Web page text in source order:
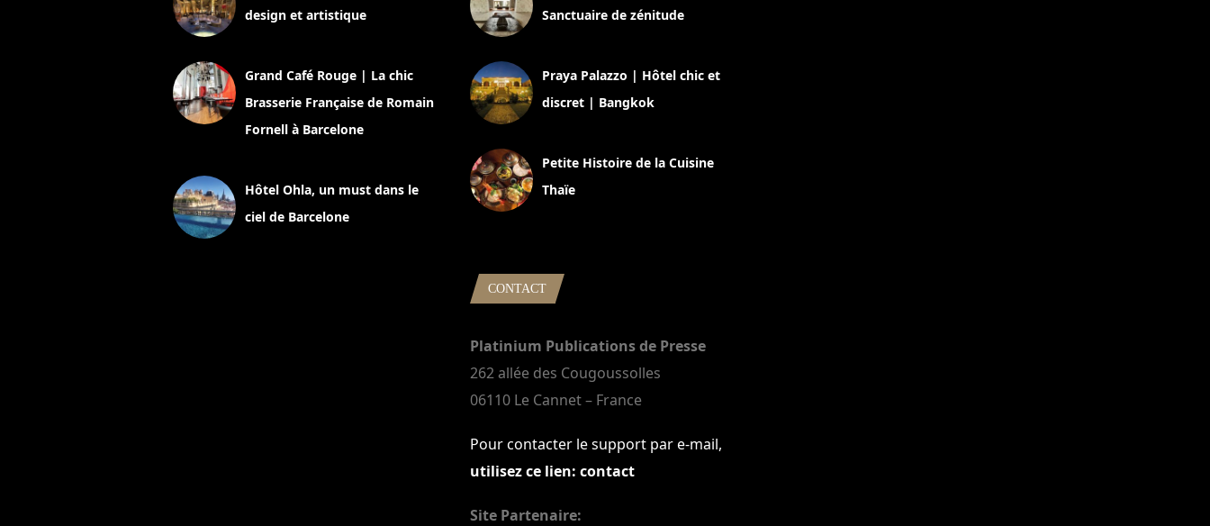
design et artistique
Grand Café Rouge | La chic
Brasserie Française de Romain
Fornell à Barcelone
Hôtel Ohla, un must dans le
ciel de Barcelone
Sanctuaire de zénitude
Praya Palazzo | Hôtel chic et
discret | Bangkok
Petite Histoire de la Cuisine
Thaïe
CONTACT
Platinium Publications de Presse
262 allée des Cougoussolles
06110 Le Cannet – France
Pour contacter le support par e-mail,
utilisez ce lien: contact
Site Partenaire: